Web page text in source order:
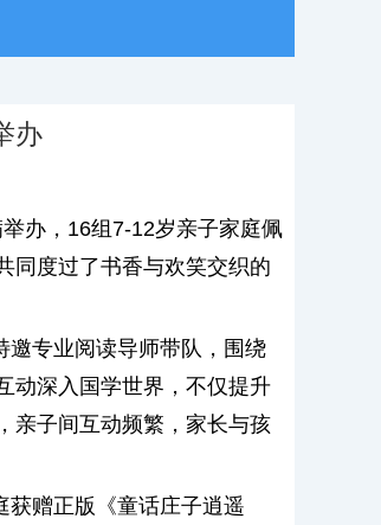
办
办，16组7-12岁亲子家庭佩
同度过了书香与欢笑交织的
邀专业阅读导师带队，围绕
动深入国学世界，不仅提升
亲子间互动频繁，家长与孩
获赠正版《童话庄子逍遥